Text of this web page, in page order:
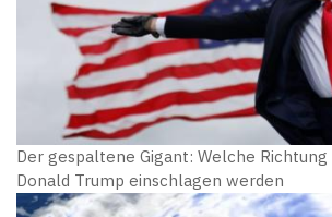
Der gespaltene Gigant: Welche Richtung
Donald Trump einschlagen werden